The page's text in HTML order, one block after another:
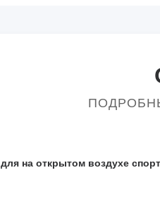
для на открытом воздухе